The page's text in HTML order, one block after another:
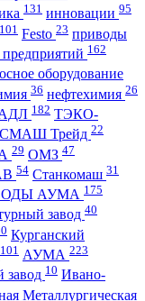
131 инновации 95
101 Festo 23 приводы
162
оборудование
36 нефтехимия 26
182 ТЭКО-
Трейд 22
29 ОМЗ 47
54 Станкомаш 31
АУМА 175
завод 40
Курганский
101 АУМА 223
завод 10 Ивано-
Металлургическая